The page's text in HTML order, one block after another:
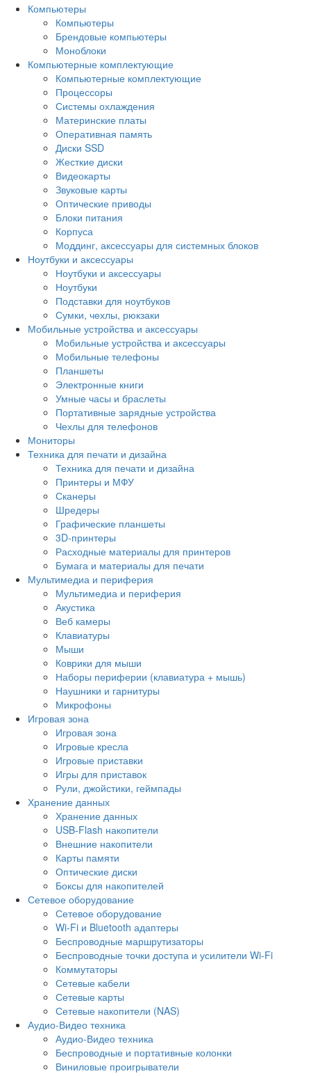
Компьютеры
Компьютеры
Брендовые компьютеры
Моноблоки
Компьютерные комплектующие
Компьютерные комплектующие
Процессоры
Системы охлаждения
Материнские платы
Оперативная память
Диски SSD
Жесткие диски
Видеокарты
Звуковые карты
Оптические приводы
Блоки питания
Корпуса
Моддинг, аксессуары для системных блоков
Ноутбуки и аксессуары
Ноутбуки и аксессуары
Ноутбуки
Подставки для ноутбуков
Сумки, чехлы, рюкзаки
Мобильные устройства и аксессуары
Мобильные устройства и аксессуары
Мобильные телефоны
Планшеты
Электронные книги
Умные часы и браслеты
Портативные зарядные устройства
Чехлы для телефонов
Мониторы
Техника для печати и дизайна
Техника для печати и дизайна
Принтеры и МФУ
Сканеры
Шредеры
Графические планшеты
3D-принтеры
Расходные материалы для принтеров
Бумага и материалы для печати
Мультимедиа и периферия
Мультимедиа и периферия
Акустика
Веб камеры
Клавиатуры
Мыши
Коврики для мыши
Наборы периферии (клавиатура + мышь)
Наушники и гарнитуры
Микрофоны
Игровая зона
Игровая зона
Игровые кресла
Игровые приставки
Игры для приставок
Рули, джойстики, геймпады
Хранение данных
Хранение данных
USB-Flash накопители
Внешние накопители
Карты памяти
Оптические диски
Боксы для накопителей
Сетевое оборудование
Сетевое оборудование
Wi-Fi и Bluetooth адаптеры
Беспроводные маршрутизаторы
Беспроводные точки доступа и усилители Wi-Fi
Коммутаторы
Сетевые кабели
Сетевые карты
Сетевые накопители (NAS)
Аудио-Видео техника
Аудио-Видео техника
Беспроводные и портативные колонки
Виниловые проигрыватели